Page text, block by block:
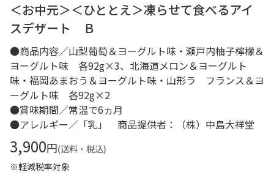
＜お中元＞＜ひととえ＞凍らせて食べるアイ
スデザート Ｂ
●商品内容／山梨葡萄＆ヨーグルト味・瀬戸内柚子檸檬＆
ヨーグルト味 各92g×3、北海道メロン＆ヨーグルト
味・福岡あまおう＆ヨーグルト味・山形ラ フランス＆ヨ
ーグルト味 各92g×2
●賞味期間／常温で6ヵ月
●アレルギー／「乳」 商品提供者：（株）中島大祥堂
3,900円(送料・税込)
※軽減税率対象